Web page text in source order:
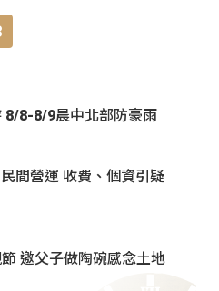
8/8-8/9晨中北部防豪雨
間營運 收費、個資引疑
邀父子做陶碗感念土地